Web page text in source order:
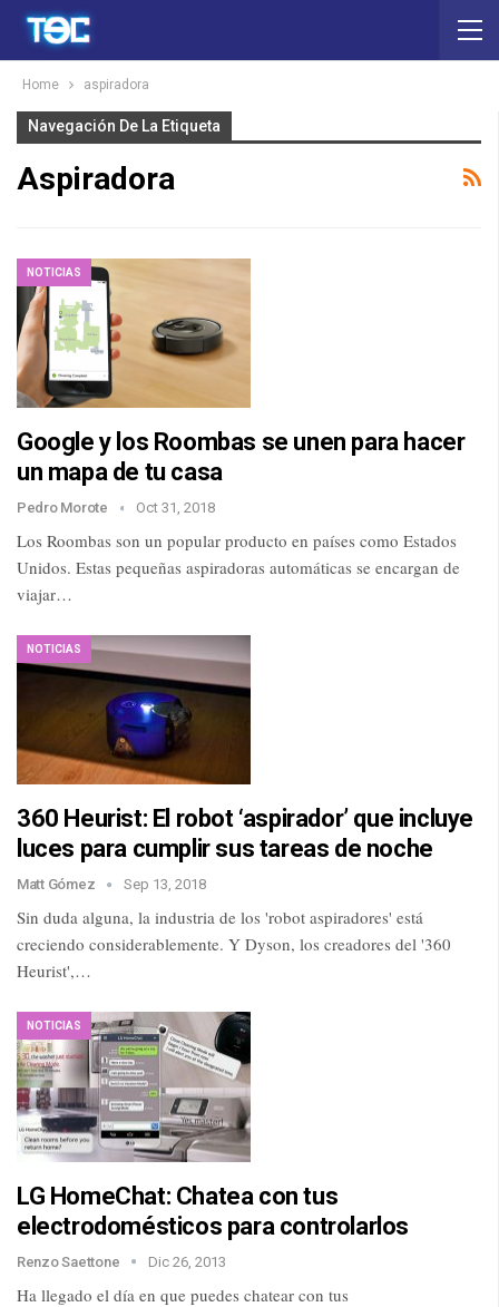
Home aspiradora
Navegación De La Etiqueta
Aspiradora
NOTICIAS
Google y los Roombas se unen para hacer
un mapa de tu casa
Pedro Morote Oct 31, 2018
Los Roombas son un popular producto en países como Estados
Unidos. Estas pequeñas aspiradoras automáticas se encargan de
viajar…
NOTICIAS
360 Heurist: El robot ‘aspirador’ que incluye
luces para cumplir sus tareas de noche
Matt Gómez Sep 13, 2018
Sin duda alguna, la industria de los 'robot aspiradores' está
creciendo considerablemente. Y Dyson, los creadores del '360
Heurist',…
NOTICIAS
LG HomeChat: Chatea con tus
electrodomésticos para controlarlos
Renzo Saettone Dic 26, 2013
Ha llegado el día en que puedes chatear con tus